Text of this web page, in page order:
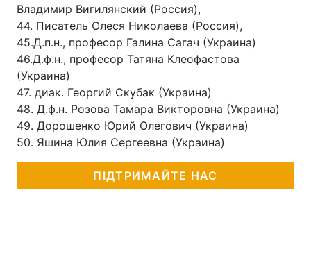
Владимир Вигилянский (Россия),
44. Писатель Олеся Николаева (Россия),
45.Д.п.н., професор Галина Сагач (Украина)
46.Д.ф.н., професор Татяна Клеофастова
(Украина)
47. диак. Георгий Скубак (Украина)
48. Д.ф.н. Розова Тамара Викторовна (Украина)
49. Дорошенко Юрий Олегович (Украина)
50. Яшина Юлия Сергеевна (Украина)
ПІДТРИМАЙТЕ НАС